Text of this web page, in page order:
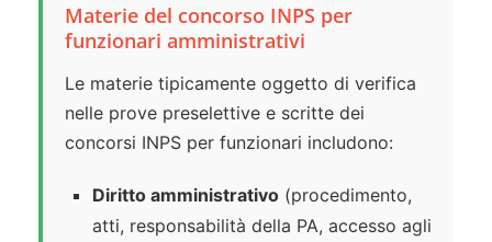
Materie del concorso INPS per
funzionari amministrativi
Le materie tipicamente oggetto di verifica
nelle prove preselettive e scritte dei
concorsi INPS per funzionari includono:
Diritto amministrativo (procedimento,
atti, responsabilità della PA, accesso agli